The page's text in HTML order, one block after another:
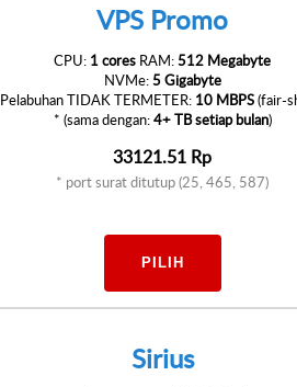
VPS Promo
CPU: 1 cores RAM:512 Megabyte
NVMe:5 Gigabyte
Pelabuhan TIDAK TERMETER: 10 MBPS(fair-
* (sama dengan:4+ TB setiap bulan)
33121.51 Rp
* port surat ditutup (25, 465, 587)
PILIH
Sirius